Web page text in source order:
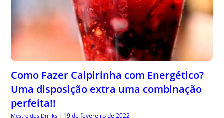
Como Fazer Caipirinha com Energético?
Uma disposição extra uma combinação
perfeita!!
Mestre dos Drinks | 19 de fevereiro de 2022